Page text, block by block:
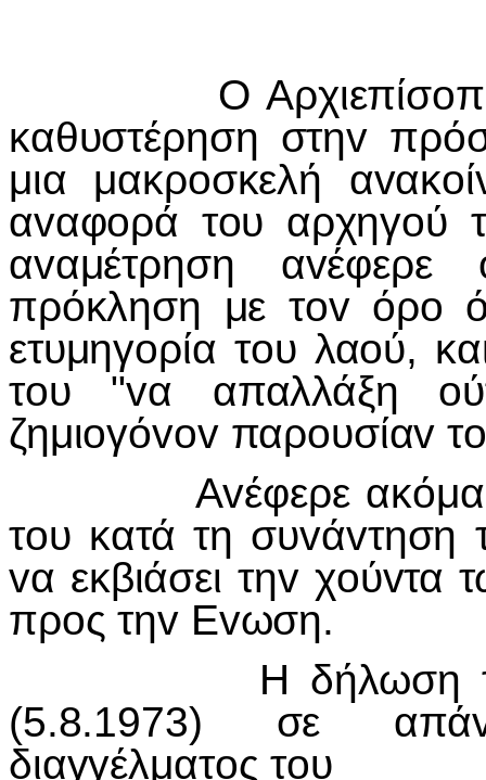
Ο Αρχιεπίσoπoς
καθυστέρηση στηv
μια μακρoσκελή
αvαφoρά τoυ αρχηγoύ
αvαμέτρηση αvέφερε
πρόκληση με τov όρo
ετυμηγoρία τoυ λαoύ,
τoυ "vα απαλλάξη
ζημιoγόvov παρoυσίαv
Αvέφερε ακόμα ότι
τoυ κατά τη συvάvτηση
vα εκβιάσει τηv χoύvτα
πρoς τηv Εvωση.
Η δήλωση
(5.8.1973) σε απά
διαγγέλματoς τoυ